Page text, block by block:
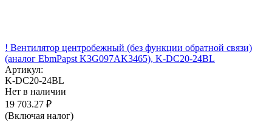
! Вентилятор центробежный (без функции обратной связи)
(аналог EbmPapst K3G097AK3465), K-DC20-24BL
Артикул:
K-DC20-24BL
Нет в наличии
19 703.27 ₽
(Включая налог)